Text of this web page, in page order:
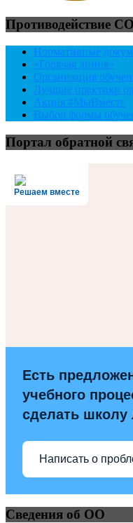
Противодействие
Нормативные
«Горячая линия»
Организация
Лучшие практики
Акция #МыВместе
Выбор формы
Портал обратной
Решаем вместе
Есть
учебного
сделать школу
Написать о
Сведения об ОО